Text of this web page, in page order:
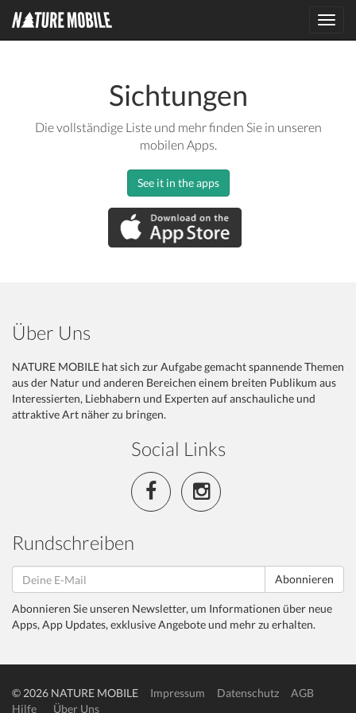
Sichtungen
Die vollständige Liste und mehr finden Sie in unseren
mobilen Apps.
See it in the apps
Über Uns
NATURE MOBILE hat sich zur Aufgabe gemacht spannende Themen
aus der Natur und anderen Bereichen einem breiten Publikum aus
Interessierten, Liebhabern und Experten auf anschauliche und
attraktive Art näher zu bringen.
Social Links
Rundschreiben
Abonnieren
Abonnieren Sie unseren Newsletter, um Informationen über neue
Apps, App Updates, exklusive Angebote und mehr zu erhalten.
© 2026 NATURE MOBILE Impressum Datenschutz
AGB
Hilfe
Über Uns